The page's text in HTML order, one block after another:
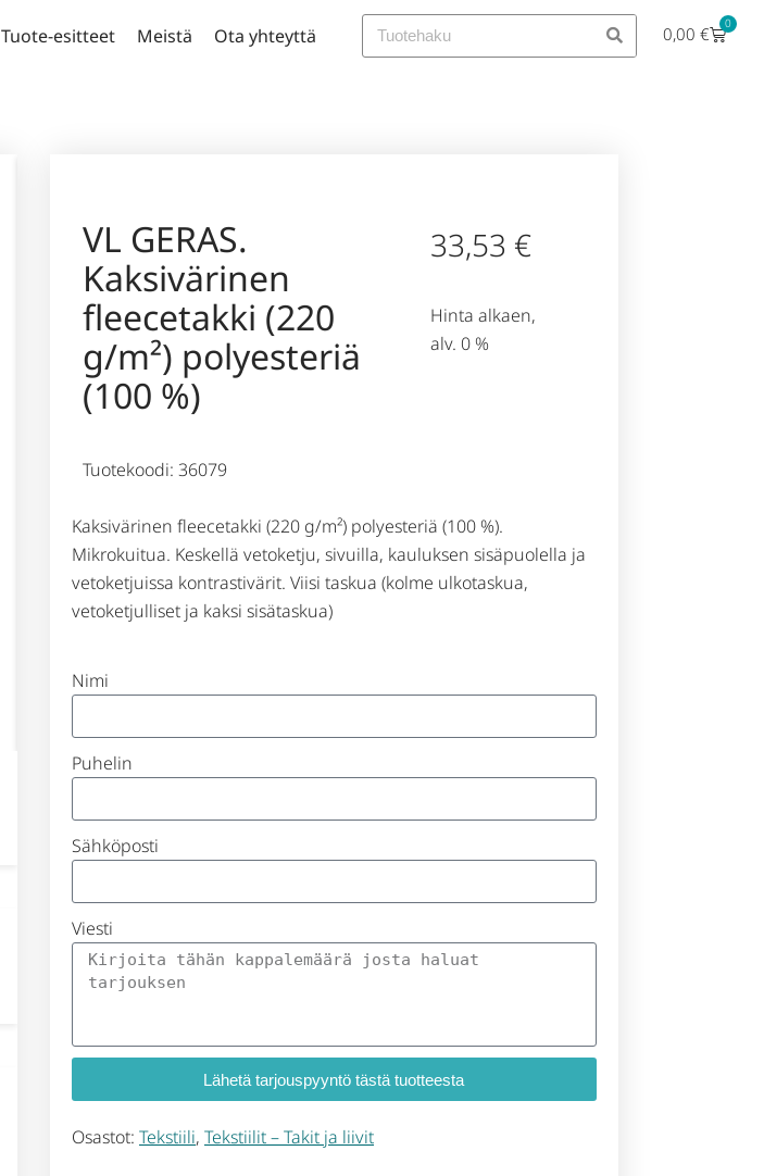
Tuote-esitteet Meistä Ota yhteyttä 0,00€ 0
VL GERAS.
Kaksivärinen
fleecetakki (220
g/m²) polyesteriä
(100 %)
Tuotekoodi: 36079
33,53 €
Hinta alkaen,
alv. 0 %
Kaksivärinen fleecetakki (220 g/m²) polyesteriä (100 %).
Mikrokuitua. Keskellä vetoketju, sivuilla, kauluksen sisäpuolella ja
vetoketjuissa kontrastivärit. Viisi taskua (kolme ulkotaskua,
vetoketjulliset ja kaksi sisätaskua)
Nimi
Puhelin
Sähköposti
Viesti
Lähetä tarjouspyyntö tästä tuotteesta
Osastot: Tekstiili, Tekstiilit – Takit ja liivit